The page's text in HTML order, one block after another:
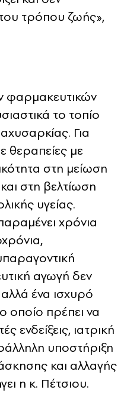
τρόπου ζωής»,
φαρμακευτικών
το τοπίο
Για
θεραπείες με
στη μείωση
στη βελτίωση
υγείας.
χρόνια
αγωγή δεν
ένα ισχυρό
οποίο πρέπει να
ενδείξεις, ιατρική
υποστήριξη
και αλλαγής
η κ. Πέτσιου.